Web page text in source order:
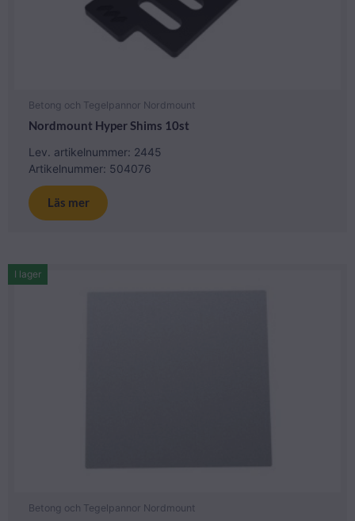
Betong och Tegelpannor Nordmount
Nordmount Hyper Shims 10st
Lev. artikelnummer: 2445
Artikelnummer: 504076
Läs mer
Betong och Tegelpannor Nordmount
I lager